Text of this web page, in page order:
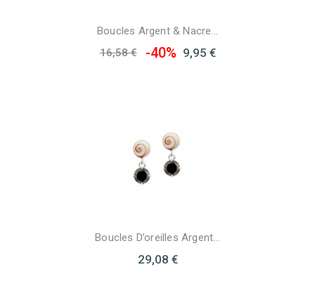
Boucles Argent & Nacre...
16,58 €
-40% 9,95 €
Boucles D’oreilles Argent...
29,08 €